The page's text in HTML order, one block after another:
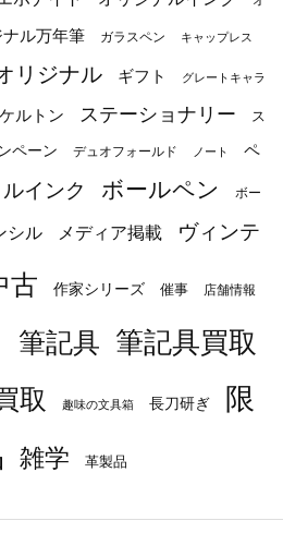
ル万年筆 ガラスペン キャップレス
リジナル ギフト グレートキャラ
ルトン ステーショナリー ス
ペーン デュオフォールド ノート ペ
インク ボールペン ボー
シル メディア掲載 ヴィンテ
古 作家シリーズ 催事 店舗情報
筆記具 筆記具買取
取 趣味の文具箱 長刀研ぎ
限
雑学 革製品